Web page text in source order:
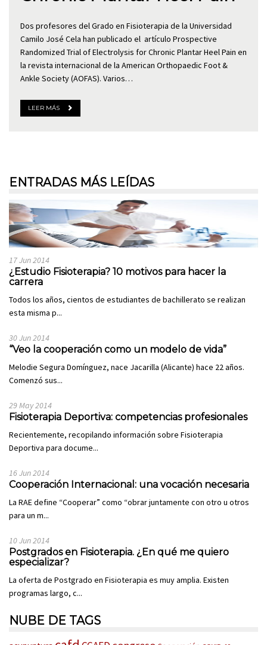
Dos profesores del Grado en Fisioterapia de la Universidad
Camilo José Cela han publicado el artículo Prospective
Randomized Trial of Electrolysis for Chronic Plantar Heel Pain en
la revista internacional de la American Orthopaedic Foot &
Ankle Society (AOFAS). Varios…
LEER MÁS
ENTRADAS MÁS LEÍDAS
17 Jun 2014
¿Estudio Fisioterapia? 10 motivos para hacer la
carrera
Todos los años, cientos de estudiantes de bachillerato se realizan
esta misma p...
30 Jun 2014
“Veo la cooperación como un modelo de vida”
Melodie Segura Domínguez, nace Jacarilla (Alicante) hace 22 años.
Comenzó sus...
29 May 2014
Fisioterapia Deportiva: competencias profesionales
Recientemente, recopilando información sobre Fisioterapia
Deportiva para docume...
16 Jun 2014
Cooperación Internacional: una vocación necesaria
La RAE define “Cooperar” como “obrar juntamente con otro u otros
para un m...
10 Jun 2014
Postgrados en Fisioterapia. ¿En qué me quiero
especializar?
La oferta de Postgrado en Fisioterapia es muy amplia. Existen
programas largo, c...
NUBE DE TAGS